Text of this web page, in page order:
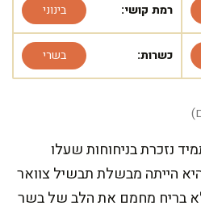
רמת קושי: בינוני
כשרות: בשרי
נזכרת בניחוחות שעלו
הייתה מבשלת תבשיל צוואר
בריח מחמם את הלב של בשר